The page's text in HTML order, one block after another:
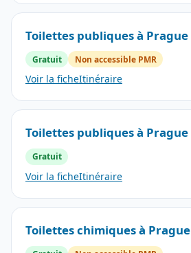
Toilettes publiques à Prague
Gratuit Non accessible PMR
Voir la ficheItinéraire
Toilettes publiques à Prague
Gratuit
Voir la ficheItinéraire
Toilettes chimiques à Prague